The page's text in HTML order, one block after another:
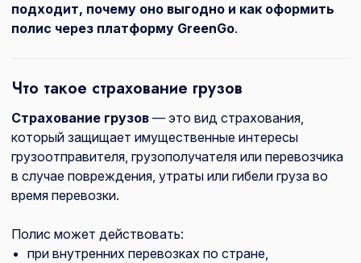
подходит, почему оно выгодно и как оформить
полис через платформу GreenGo.
Что такое страхование грузов
Страхование грузов — это вид страхования,
который защищает имущественные интересы
грузоотправителя, грузополучателя или перевозчика
в случае повреждения, утраты или гибели груза во
время перевозки.
Полис может действовать:
при внутренних перевозках по стране,